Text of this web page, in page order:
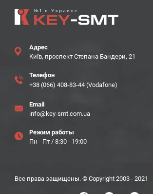
Адрес
Київ, проспект Степана Бандери, 21
Телефон
+38 (066) 408-83-44 (Vodafone)
Email
info@key-smt.com.ua
Режим работы
Пн - Пт / 8:30 - 19:00
Все права защищены. © Copyright 2003 - 2021